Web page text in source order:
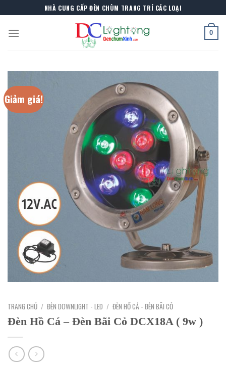
to
content
NHÀ CUNG CẤP ĐÈN CHÙM TRANG TRÍ CÁC LOẠI
0
Giảm giá!
TRANG CHỦ / ĐÈN DOWNLIGHT - LED / ĐÈN HỒ CÁ - ĐÈN BÃI CỎ
Đèn Hồ Cá – Đèn Bãi Cỏ DCX18A ( 9w )